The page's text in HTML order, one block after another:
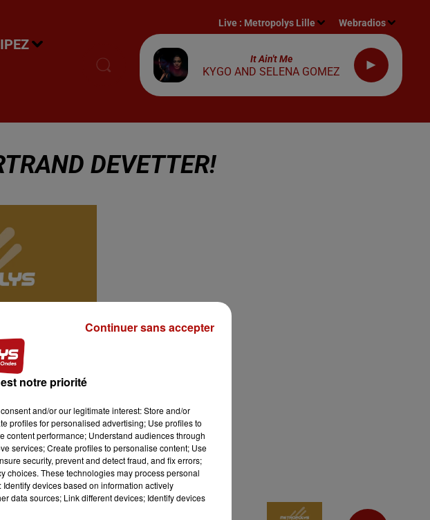
Live : Metropolys Lille Webradios
It Ain't Me
KYGO AND SELENA GOMEZ
DEVETTER!
notre priorité
and/or our legitimate interest: Store and/or
profiles for personalised advertising; Use profiles to
performance; Understand audiences through
services; Create profiles to personalise content; Use
security, prevent and detect fraud, and fix errors;
choices. These technologies may process personal
devices based on information actively
data sources; Link different devices; Identify devices
Continuer sans accepter